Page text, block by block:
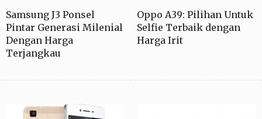
Samsung J3 Ponsel
Pintar Generasi Milenial
Dengan Harga
Terjangkau
Oppo A39: Pilihan Untuk
Selfie Terbaik dengan
Harga Irit